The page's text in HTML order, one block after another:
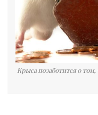
Крыса позаботится о